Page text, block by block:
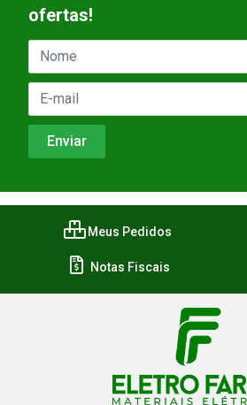
ofertas!
Meus Pedidos
Notas Fiscais